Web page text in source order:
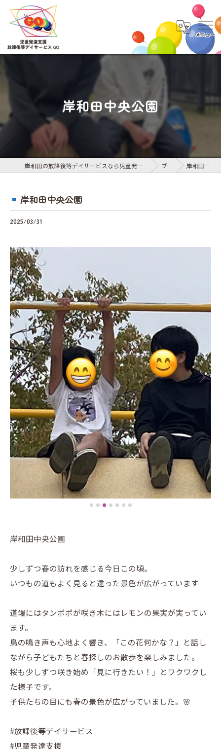
岸和田中央公園
岸和田の放課後等デイサービスなら児童発達支援・放課後等デイサービス GO ブログ 岸和田中央公園
岸和田中央公園
2025/03/31
岸和田中央公園
少しずつ春の訪れを感じる今日この頃。
いつもの道もよく見ると違った景色が広がっています
道端にはタンポポが咲き木にはレモンの果実が実ってい
ます。
鳥の鳴き声も心地よく響き、「この花何かな？」と話し
ながら子どもたちと春探しのお散歩を楽しみました。
桜も少しずつ咲き始め「見に行きたい！」とワクワクし
た様子です。
子供たちの目にも春の景色が広がっていました。🌸
#放課後等デイサービス
#児童発達支援